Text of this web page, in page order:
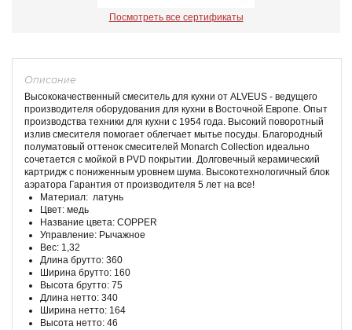
Посмотреть все сертификаты
Описание
Высококачественный смеситель для кухни от ALVEUS - ведущего
производителя оборудования для кухни в Восточной Европе. Опыт
производства техники для кухни с 1954 года. Высокий поворотный
излив смесителя помогает облегчает мытье посуды. Благородный
полуматовый оттенок смесителей Monarch Collection идеально
сочетается с мойкой в PVD покрытии. Долговечный керамический
картридж с пониженным уровнем шума. Высокотехнологичный блок
аэратора Гарантия от производителя 5 лет на все!
Материал: латунь
Цвет: медь
Название цвета: COPPER
Управление: Рычажное
Вес: 1,32
Длина брутто: 360
Ширина брутто: 160
Высота брутто: 75
Длина нетто: 340
Ширина нетто: 164
Высота нетто: 46